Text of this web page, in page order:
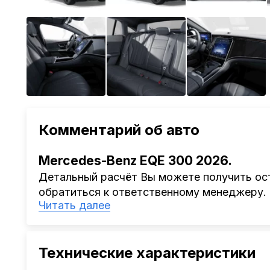
Комментарий об авто
Mercedes-Benz EQE 300 2026.
Детальный расчёт Вы можете получить
обратиться к ответственному менеджеру.
Наша компания
проверка автомобиля, полное
Читать далее
Технические характеристики